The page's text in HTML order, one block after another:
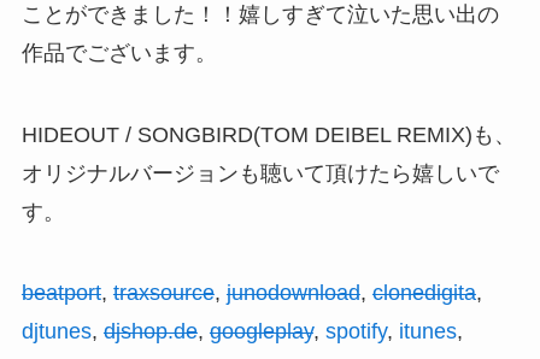
ことができました！！嬉しすぎて泣いた思い出の
作品でございます。
HIDEOUT / SONGBIRD(TOM DEIBEL REMIX)も、
オリジナルバージョンも聴いて頂けたら嬉しいで
す。
beatport, traxsource, junodownload, clonedigita,
djtunes, djshop.de, googleplay, spotify, itunes,